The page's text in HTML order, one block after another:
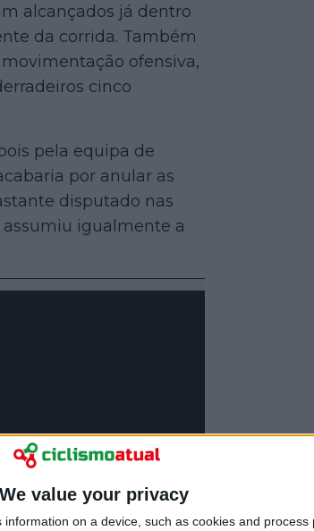
We value your privacy
on a device, such as cookies and process
alcançados já dentro
da corrida. Também
ofensiva,
cinco
pela equipa de
por anular as
disputado nas
igualmente a